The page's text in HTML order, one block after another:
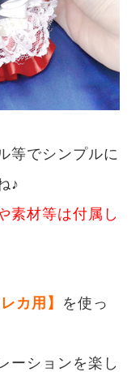
等でシンプルに
♪
素材等は付属し
カ用】
を使っ
ーションを楽し